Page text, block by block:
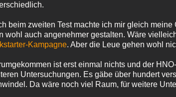
beim zweiten Test machte ich mir gleich
wohl auch angenehmer gestalten. Wäre
Kampagne. Aber die Leue gehen wohl
ist erst einmal nichts und der
Untersuchungen. Es gäbe über hundert
Da wäre noch viel Raum, für weitere